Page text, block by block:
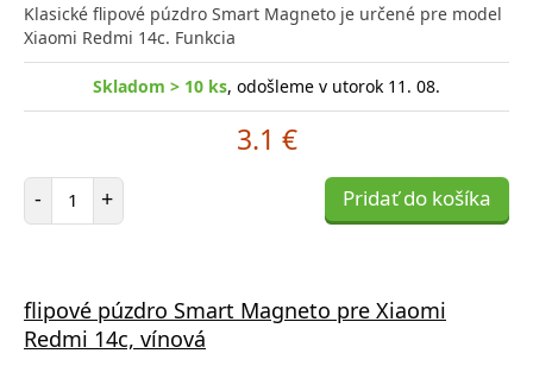
Klasické flipové púzdro Smart Magneto je určené pre model
Xiaomi Redmi 14c. Funkcia
Skladom > 10 ks, odošleme v utorok 11. 08.
3.1 €
- Počet položiek
+ Pridať do košíka
flipové púzdro Smart Magneto pre Xiaomi
Redmi 14c, vínová